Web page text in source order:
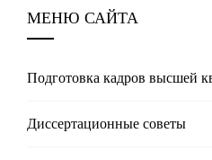
МЕНЮ САЙТА
Подготовка кадров высшей
Диссертационные советы